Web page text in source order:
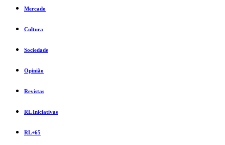
Mercado
Cultura
Sociedade
Opinião
Revistas
RL Iniciativas
RL+65